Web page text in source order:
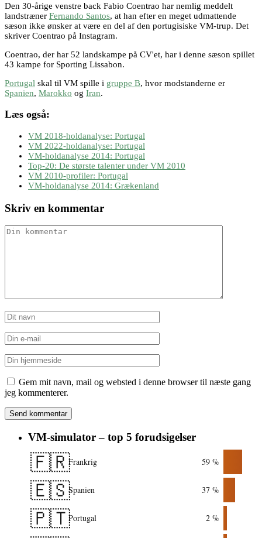
Den 30-årige venstre back Fabio Coentrao har nemlig meddelt
landstræner Fernando Santos, at han efter en meget udmattende
sæson ikke ønsker at være en del af den portugisiske VM-trup. Det
skriver Coentrao på Instagram.
Coentrao, der har 52 landskampe på CV'et, har i denne sæson spillet
43 kampe for Sporting Lissabon.
Portugal skal til VM spille i gruppe B, hvor modstanderne er
Spanien, Marokko og Iran.
Læs også:
VM 2018-holdanalyse: Portugal
VM 2022-holdanalyse: Portugal
VM-holdanalyse 2014: Portugal
Top-20: De største talenter under VM 2010
VM 2010-profiler: Portugal
VM-holdanalyse 2014: Grækenland
Skriv en kommentar
Gem mit navn, mail og websted i denne browser til næste gang
jeg kommenterer.
VM-simulator – top 5 forudsigelser
🇫🇷Frankrig 59 %
🇪🇸Spanien 37 %
🇵🇹Portugal 2 %